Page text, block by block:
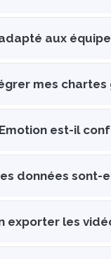
aux
mes
est-il
données sont-
exporter les